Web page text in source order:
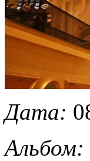
Дата:
Альбом: